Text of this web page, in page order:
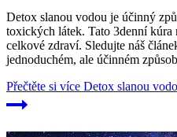
Detox slanou vodou je účinný
toxických látek. Tato 3denní kúra
celkové zdraví. Sledujte náš
jednoduchém, ale účinném
Přečtěte si více Detox slanou